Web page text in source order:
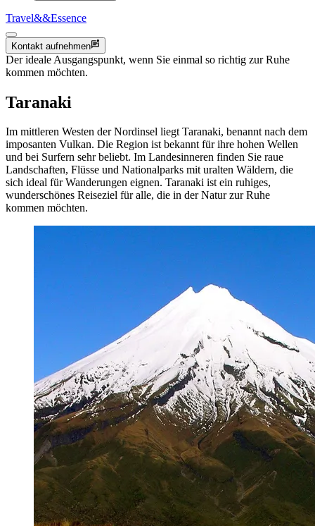
Travel&&Essence
Kontakt aufnehmen
Der ideale Ausgangspunkt, wenn Sie einmal so richtig zur Ruhe
kommen möchten.
Taranaki
Im mittleren Westen der Nordinsel liegt Taranaki, benannt nach dem
imposanten Vulkan. Die Region ist bekannt für ihre hohen Wellen
und bei Surfern sehr beliebt. Im Landesinneren finden Sie raue
Landschaften, Flüsse und Nationalparks mit uralten Wäldern, die
sich ideal für Wanderungen eignen. Taranaki ist ein ruhiges,
wunderschönes Reiseziel für alle, die in der Natur zur Ruhe
kommen möchten.